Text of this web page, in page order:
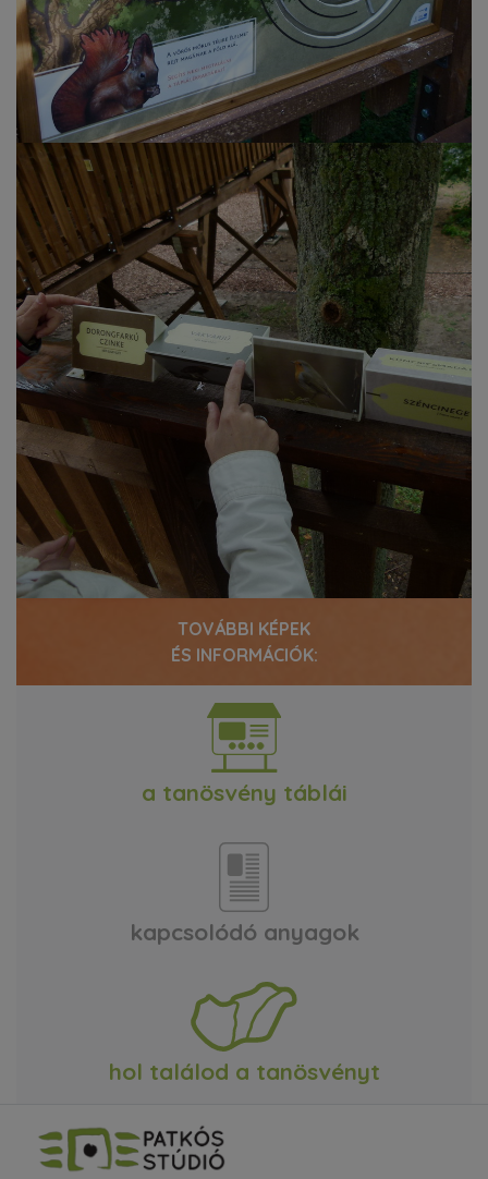
TOVÁBBI KÉPEK
ÉS INFORMÁCIÓK:
a tanösvény táblái
kapcsolódó anyagok
hol találod a tanösvényt